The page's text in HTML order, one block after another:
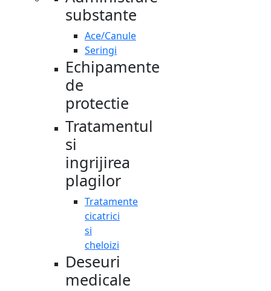
substante
Ace/Canule
Seringi
Echipamente
de
protectie
Tratamentul
si
ingrijirea
plagilor
Tratamente
cicatrici
si
cheloizi
Deseuri
medicale